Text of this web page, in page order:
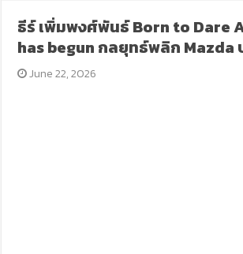
ธีร์ เพิ่มพงศ์พันธ์ Born to Dare
has begun กลยุทธ์พลิก Mazda
June 22, 2026